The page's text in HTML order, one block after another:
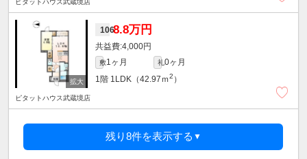
ピタットハウス武蔵境店
1068.8万円
4,000円
敷1ヶ月 礼0ヶ月
1階 1LDK（42.97ｍ2 ）
ピタットハウス武蔵境店
残り8件を表示する ▼